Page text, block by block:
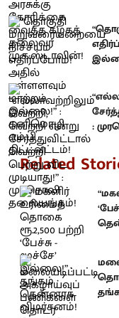
:
Related